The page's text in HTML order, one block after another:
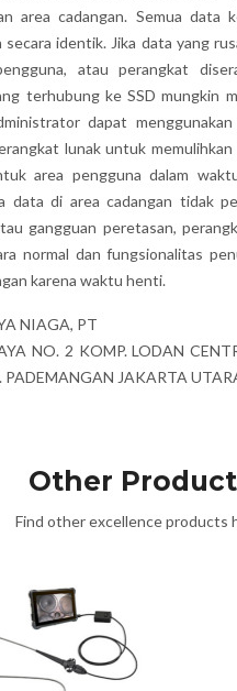
area cadangan. Semua data
secara identik. Jika data yang
atau perangkat
terhubung ke SSD mungkin
dapat
lunak untuk memulihkan
area pengguna dalam
data di area cadangan tidak
gangguan peretasan,
normal dan fungsionalitas
karena waktu henti.
NIAGA, PT
NO. 2 KOMP. LODAN
PADEMANGAN JAKARTA
Other
Find other excellence products